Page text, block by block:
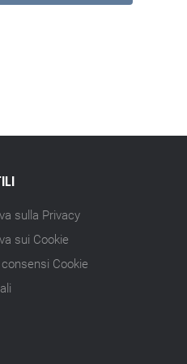
sulla Privacy
sui Cookie
Cookie